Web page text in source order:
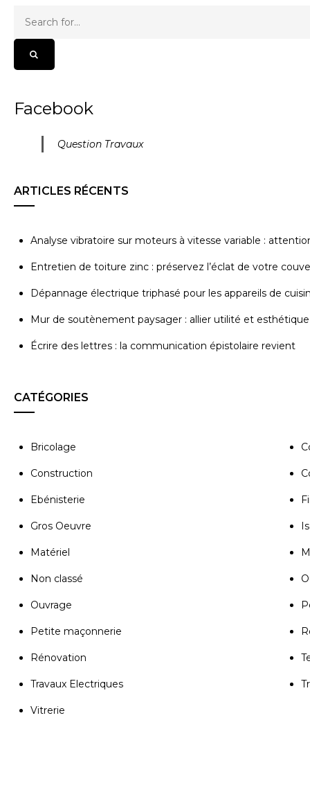
Facebook
Question Travaux
ARTICLES RÉCENTS
Analyse vibratoire sur moteurs à vitesse variable :
Entretien de toiture zinc : préservez l’éclat de votre
Dépannage électrique triphasé pour les appareils de
Mur de soutènement paysager : allier utilité et esthétique
Écrire des lettres : la communication épistolaire revient
CATÉGORIES
Bricolage
Construction
Ebénisterie
Gros Oeuvre
Matériel
Non classé
Ouvrage
Petite maçonnerie
Rénovation
Travaux Electriques
Vitrerie